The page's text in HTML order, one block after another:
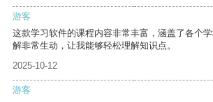
游客
这款学习软件的课程内容非常丰富，涵盖了各个
解非常生动，让我能够轻松理解知识点。
2025-10-12
游客